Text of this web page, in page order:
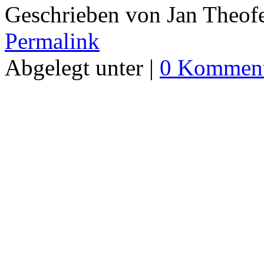
Geschrieben von Jan
Permalink
Abgelegt unter | 0